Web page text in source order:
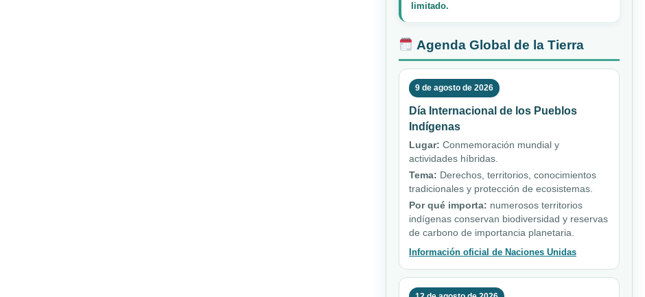
limitado.
Agenda Global de la Tierra
9 de agosto de 2026
Día Internacional de los Pueblos
Indígenas
Lugar: Conmemoración mundial y
actividades híbridas.
Tema: Derechos, territorios, conocimientos
tradicionales y protección de ecosistemas.
Por qué importa: numerosos territorios
indígenas conservan biodiversidad y reservas
de carbono de importancia planetaria.
Información oficial de Naciones Unidas